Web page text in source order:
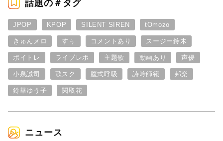
話題の＃タグ
JPOP KPOP SILENT SIREN tOmozo
きゅんメロ すぅ コメントあり スージー鈴木
ボイトレ ライブレポ 主題歌 動画あり 声優
小泉誠司 歌スク 腹式呼吸 詩吟師範 邦楽
鈴華ゆう子 関取花
ニュース